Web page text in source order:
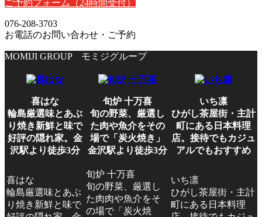
ご予約フォーム （24時間受付）
076-208-3703
お電話のお問い合わせ・ご予約
MOMIJI GROUP モミジグループ
喜はな
輪島厳選味とあぶ
り焼き新鮮と味で
好評の隠れ家。金
沢駅より徒歩3分
旬炉 十万喜
旬の野菜、厳選し
た肉や魚介をその
場で「炭火焼き」
金沢駅より徒歩3分
いち凛
ひがし茶屋街・主計
町にある日本料理
店。接待でもカジュ
アルでもおすすめ
喜はな
輪島厳選味とあぶ
り焼き新鮮と味で
旬炉 十万喜
旬の野菜、厳選し
た肉肉や魚介をそ
の場で「炭火焼
いち凛
ひがし茶屋街・主計
町にある日本料理